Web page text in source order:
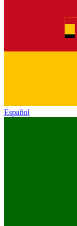
Español